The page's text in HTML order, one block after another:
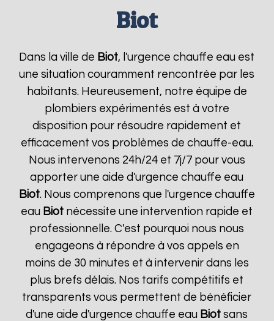
Biot
Dans la ville de Biot, l'urgence chauffe eau est
une situation couramment rencontrée par les
habitants. Heureusement, notre équipe de
plombiers expérimentés est à votre
disposition pour résoudre rapidement et
efficacement vos problèmes de chauffe-eau.
Nous intervenons 24h/24 et 7j/7 pour vous
apporter une aide d'urgence chauffe eau
Biot. Nous comprenons que l'urgence chauffe
eau Biot nécessite une intervention rapide et
professionnelle. C'est pourquoi nous nous
engageons à répondre à vos appels en
moins de 30 minutes et à intervenir dans les
plus brefs délais. Nos tarifs compétitifs et
transparents vous permettent de bénéficier
d'une aide d'urgence chauffe eau Biot sans